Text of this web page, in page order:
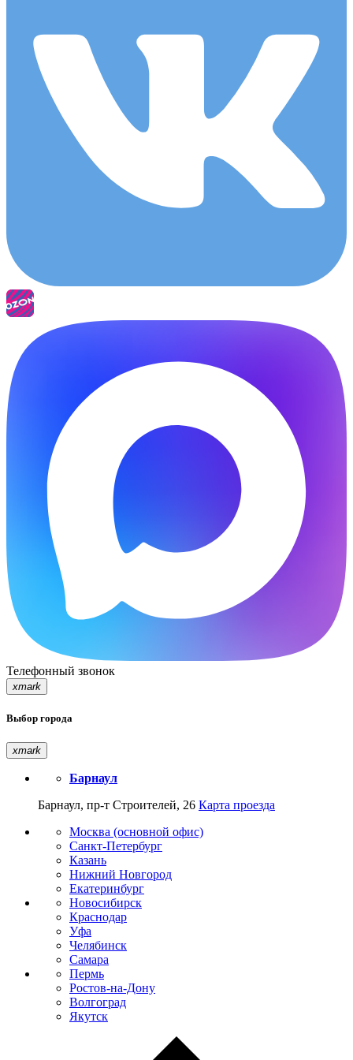
Телефонный звонок
xmark
Выбор города
xmark
Барнаул
Барнаул, пр-т Строителей, 26 Карта проезда
Москва (основной офис)
Санкт-Петербург
Казань
Нижний Новгород
Екатеринбург
Новосибирск
Краснодар
Уфа
Челябинск
Самара
Пермь
Ростов-на-Дону
Волгоград
Якутск